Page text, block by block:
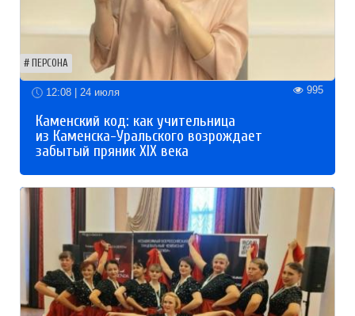
ПЕРСОНА
12:08 | 24 июля 995
Каменский код: как учительница
из Каменска-Уральского возрождает
забытый пряник XIX века